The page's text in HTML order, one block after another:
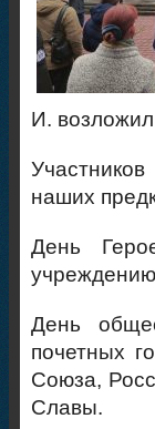
И.
наших
День
День
почетных
Союза,
Славы.